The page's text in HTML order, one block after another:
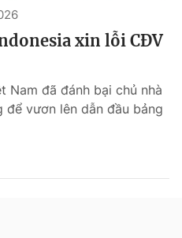
nếu không có sự chấp
VTV.vn khi phát hành lại
xin lỗi CĐV
Nam đã đánh bại chủ nhà
vươn lên dẫn đầu bảng